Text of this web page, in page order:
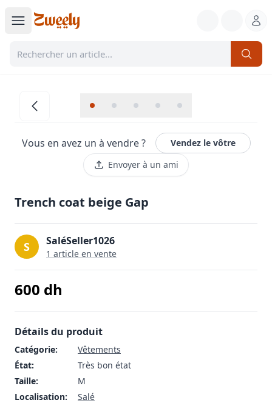
Vous en avez un à vendre ?
Vendez le vôtre
Envoyer à un ami
Trench coat beige Gap
S SaléSeller1026
1 article en vente
600 dh
Détails du produit
Catégorie:
Vêtements
État:
Très bon état
Taille:
M
Localisation:
Salé